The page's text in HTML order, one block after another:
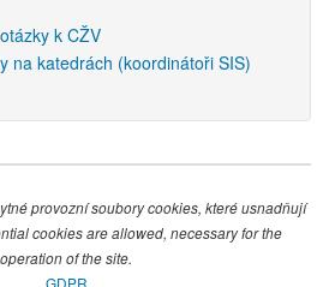
k CŽV
na katedrách (koordinátoři SIS)
provozní soubory cookies, které usnadňují
cookies are allowed, necessary for the
operation of the site.
GDPR